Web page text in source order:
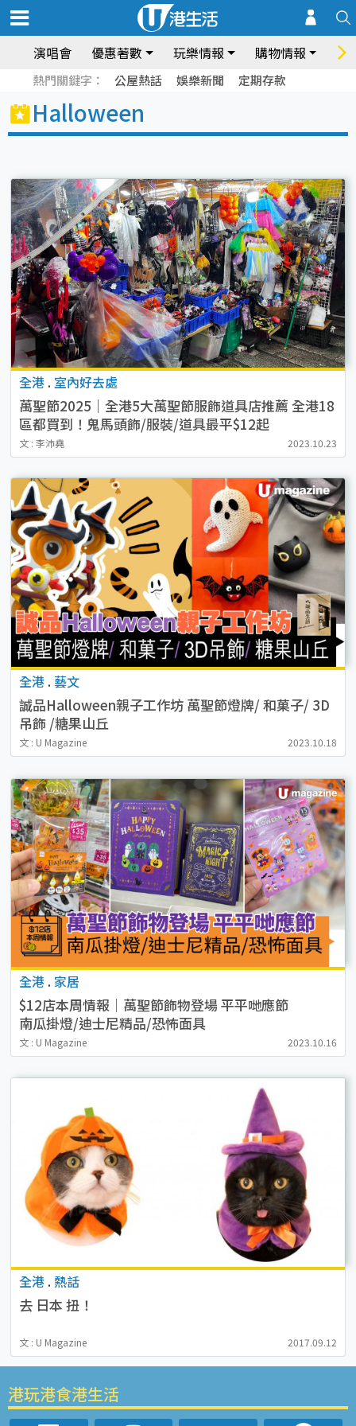
演唱會 優惠著數 玩樂情報 購物情報 飲
熱門關鍵字： 公屋熱話 娛樂新聞 定期存款
Halloween
全港 . 室內好去處
萬聖節2025｜全港5大萬聖節服飾道具店推薦 全港18
區都買到！鬼馬頭飾/服裝/道具最平$12起
文 : 李沛堯 2023.10.23
全港 . 藝文
誠品Halloween親子工作坊 萬聖節燈牌/ 和菓子/ 3D
吊飾 /糖果山丘
文 : U Magazine 2023.10.18
全港 . 家居
$12店本周情報｜萬聖節飾物登場 平平哋應節
南瓜掛燈/迪士尼精品/恐怖面具
文 : U Magazine 2023.10.16
全港 . 熱話
去 日本 扭！
文 : U Magazine 2017.09.12
港玩港食港生活